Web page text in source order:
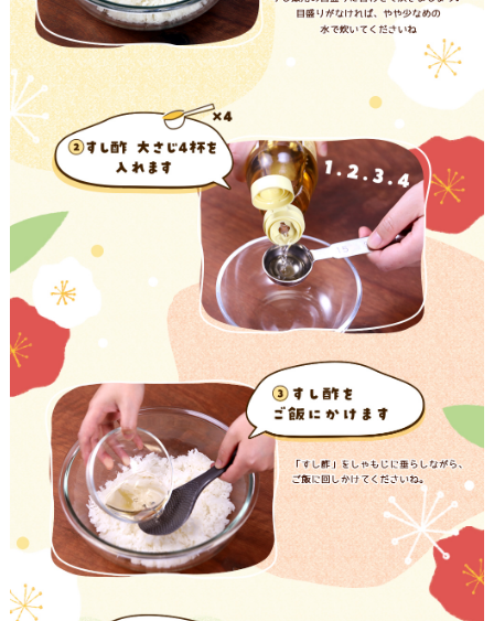
すしラボ
ぽん酢サワー
納豆の豆知識
鍋奉行マニュアル
ミツカンのCM
ロングセラー商品 ＋ おすすめレシピ
人気商品 ＋ おすすめレシピ
各部門が大切にしていること
おいしさと健康への取り組み
キッザニア東京「ぽん酢工房」
お問い合わせ
地図から取り扱い店舗を探す
ミツカン公式通販
検索
業務用サイト ミツカングループについて 製造所固有記号一覧